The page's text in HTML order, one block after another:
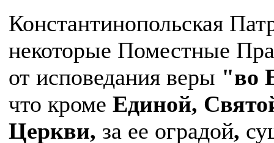
Константинопольская
некоторые Поместные
от исповедания веры "во
что кроме Единой,
Церкви, за ее оградой,